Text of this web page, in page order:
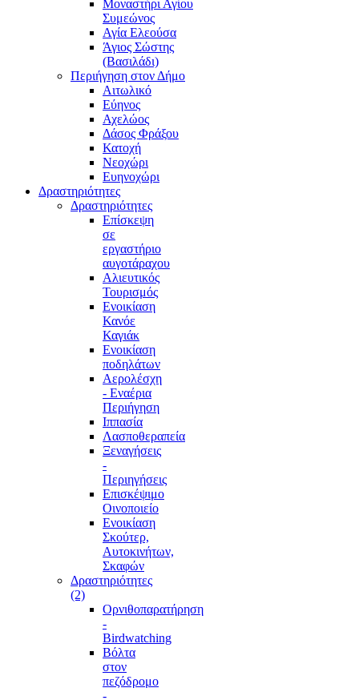
Μοναστήρι Αγίου
Συμεώνος
Αγία Ελεούσα
Άγιος Σώστης
(Βασιλάδι)
Περιήγηση στον Δήμο
Αιτωλικό
Εύηνος
Αχελώος
Δάσος Φράξου
Κατοχή
Νεοχώρι
Ευηνοχώρι
Δραστηριότητες
Δραστηριότητες
Επίσκεψη
σε
εργαστήριο
αυγοτάραχου
Αλιευτικός
Τουρισμός
Ενοικίαση
Κανόε
Καγιάκ
Ενοικίαση
ποδηλάτων
Αερολέσχη
- Εναέρια
Περιήγηση
Ιππασία
Λασποθεραπεία
Ξεναγήσεις
-
Περιηγήσεις
Επισκέψιμο
Οινοποιείο
Ενοικίαση
Σκούτερ,
Αυτοκινήτων,
Σκαφών
Δραστηριότητες
(2)
Ορνιθοπαρατήρηση
-
Birdwatching
Βόλτα
στον
πεζόδρομο
-